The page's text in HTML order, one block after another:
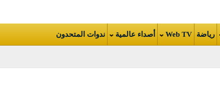
Web TV أصداء عالمية ندوات المتحدون